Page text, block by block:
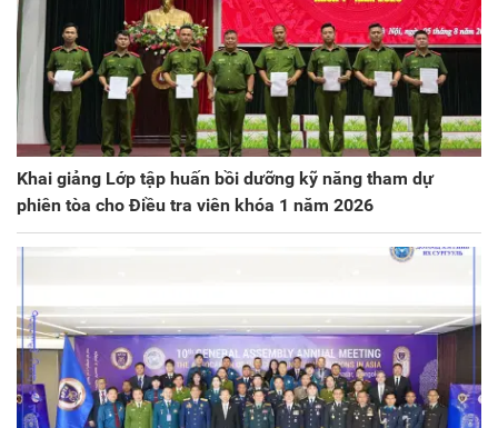
Khai giảng Lớp tập huấn bồi dưỡng kỹ năng tham dự
phiên tòa cho Điều tra viên khóa 1 năm 2026